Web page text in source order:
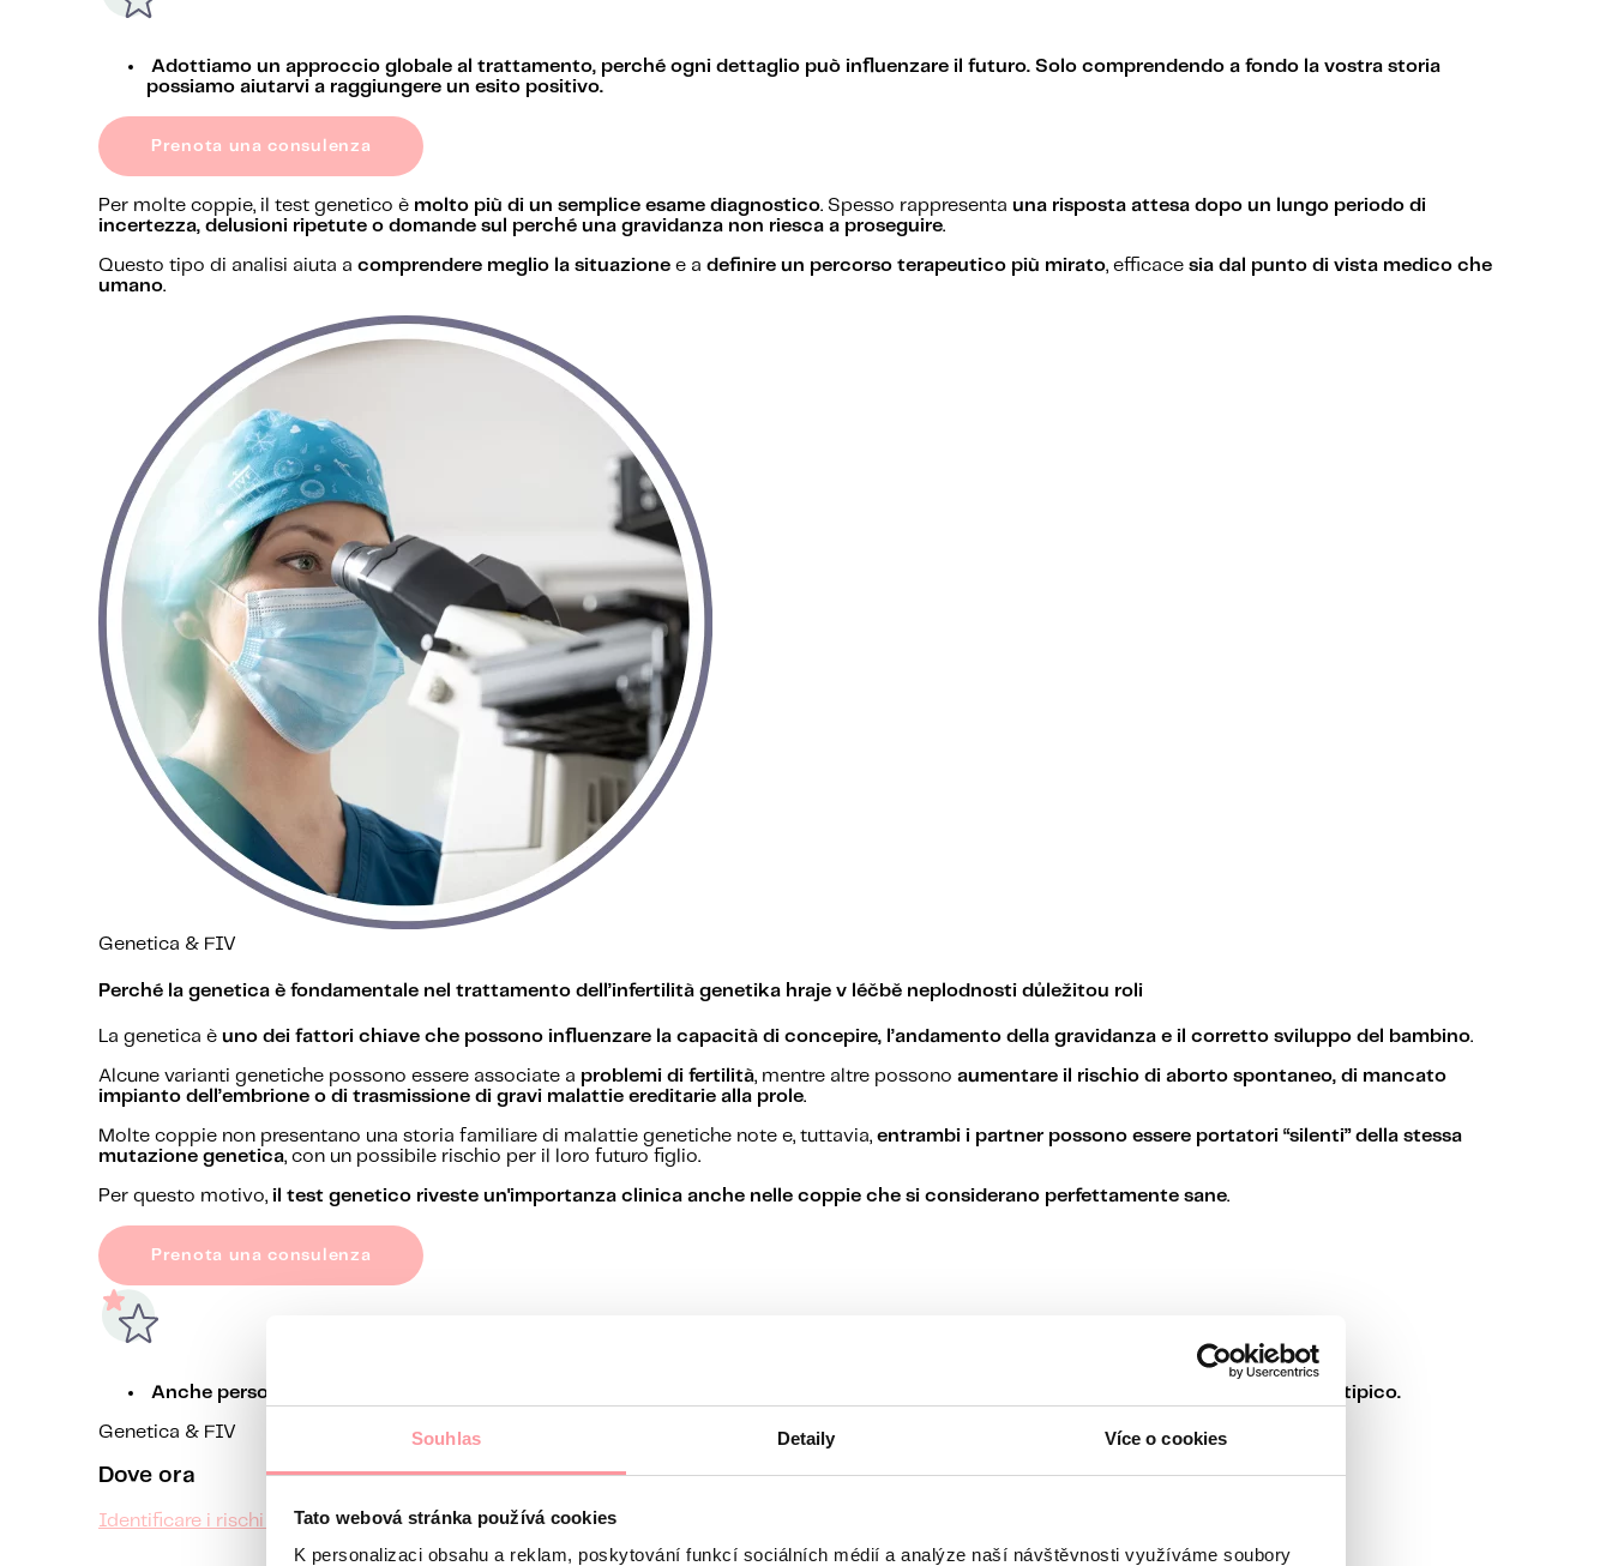
Souhlas Detaily Více o cookies
Tato webová stránka používá cookies
K personalizaci obsahu a reklam, poskytování funkcí sociálních médií a analýze naší návštěvnosti využíváme soubory
Adottiamo un approccio globale al trattamento, perché ogni dettaglio può influenzare il futuro. Solo comprendendo a fondo la vostra storia
possiamo aiutarvi a raggiungere un esito positivo.
Prenota una consulenza
Per molte coppie, il test genetico è molto più di un semplice esame diagnostico. Spesso rappresenta una risposta attesa dopo un lungo periodo di
incertezza, delusioni ripetute o domande sul perché una gravidanza non riesca a proseguire.
Questo tipo di analisi aiuta a comprendere meglio la situazione e a definire un percorso terapeutico più mirato, efficace sia dal punto di vista medico che
umano.
Genetica & FIV
Perché la genetica è fondamentale nel trattamento dell’infertilità genetika hraje v léčbě neplodnosti důležitou roli
La genetica è uno dei fattori chiave che possono influenzare la capacità di concepire, l’andamento della gravidanza e il corretto sviluppo del bambino.
Alcune varianti genetiche possono essere associate a problemi di fertilità, mentre altre possono aumentare il rischio di aborto spontaneo, di mancato
impianto dell’embrione o di trasmissione di gravi malattie ereditarie alla prole.
Molte coppie non presentano una storia familiare di malattie genetiche note e, tuttavia, entrambi i partner possono essere portatori “silenti” della stessa
mutazione genetica, con un possibile rischio per il loro futuro figlio.
Per questo motivo, il test genetico riveste un'importanza clinica anche nelle coppie che si considerano perfettamente sane.
Prenota una consulenza
Anche persone apparentemente sane possono essere portatrici “silenti” di varianti genetiche che non si manifestano a livello fenotipico.
Genetica & FIV
Dove ora
Identificare i rischi occulti prima del concepimento Test genetico degli embrioni